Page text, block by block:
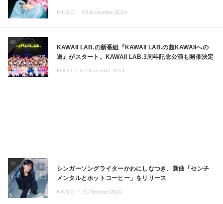
MUSIC ・ 05.November.2024
09
KAWAII LAB.の新番組『KAWAII LAB.の超KAWAIIへの
道』がスタート。KAWAII LAB.3周年記念公演も開催決定
FOOD ・ 05.November.2024
10
シンガーソングライターかわにしなつき、新曲「センチ
メンタルとホットコーヒー」をリリース
MUSIC ・ 31.October.2024